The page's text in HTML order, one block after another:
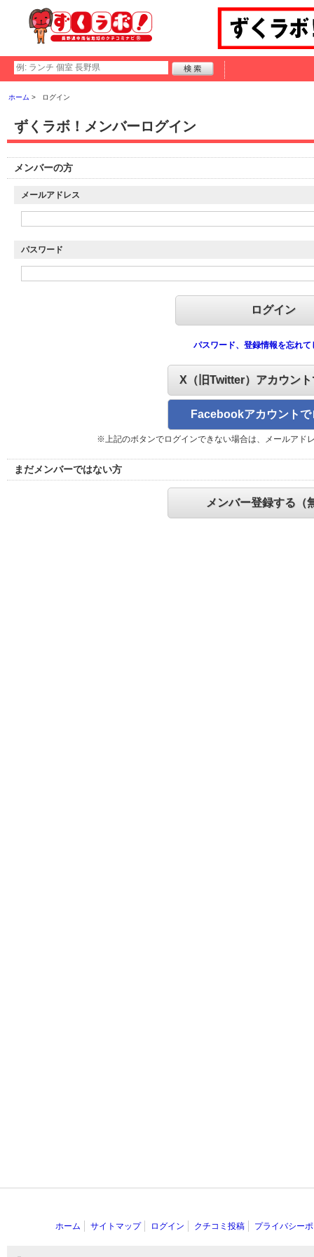
ホーム ログイン
ずくラボ！メンバーログイン
メンバーの方
メールアドレス
パスワード
パスワード、登録情報を忘れて
X（旧Twitter）アカウン
Facebookアカウントで
※上記のボタンでログインできない場合は、メールアド
まだメンバーではない方
メンバー登録する（
ホーム サイトマップ ログイン クチコミ投稿 プライバシー